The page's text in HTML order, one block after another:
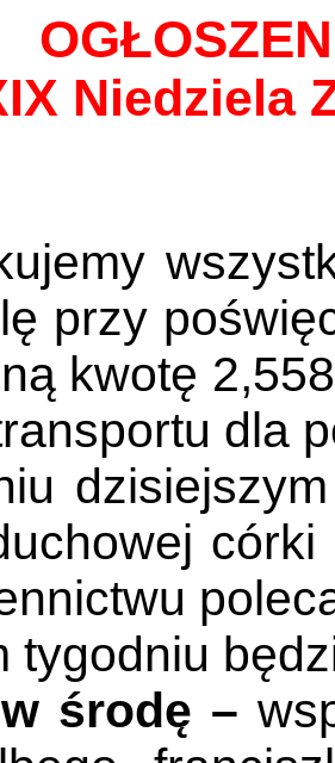
Niedziela
przy
kwotę
dla
tygodniu
środę –